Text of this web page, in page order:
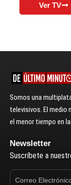
Ver TV
Somos una
televisivos. El medio
el menor tiempo en
Newsletter
Suscríbete a